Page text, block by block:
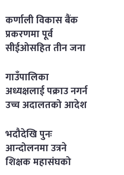
कर्णाली विकास बैंक
प्रकरणमा पूर्व
सीईओसहित तीन जना
गाउँपालिका
अध्यक्षलाई पक्राउ नगर्न
उच्च अदालतको आदेश
भदौदेखि पुनः
आन्दोलनमा उत्रने
शिक्षक महासंघको